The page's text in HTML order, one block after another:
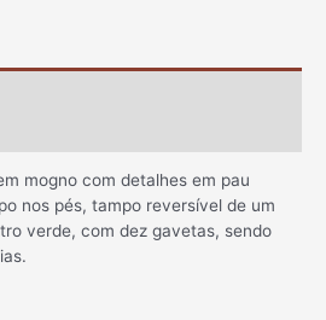
mogno com detalhes em pau
nos pés, tampo reversível de um
verde, com dez gavetas, sendo